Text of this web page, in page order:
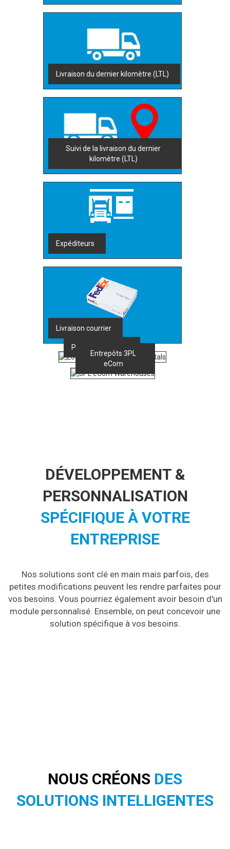
Livraison du dernier kilomètre (LTL)
Suivi de la livraison du dernier
kilomètre (LTL)
Expéditeurs
Livraison courrier
Portails logistique
Entrepôts 3PL
eCom
DÉVELOPPEMENT &
PERSONNALISATION
SPÉCIFIQUE À VOTRE
ENTREPRISE
Nos solutions sont clé en main mais parfois, des
petites modifications peuvent les rendre parfaites pour
vos besoins. Vous pourriez également avoir besoin d'un
module personnalisé. Ensemble, on peut concevoir une
solution spécifique à vos besoins.
NOUS CRÉONS DES
SOLUTIONS INTELLIGENTES